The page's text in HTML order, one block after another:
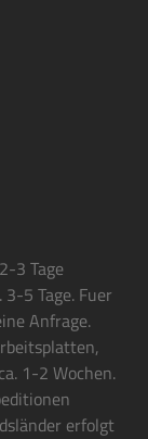
3 Tage
5 Tage. Fuer
Anfrage.
1-2 Wochen.
erfolgt